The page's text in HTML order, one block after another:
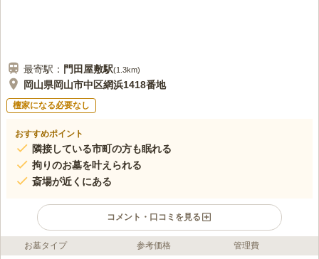
最寄駅： 門田屋敷駅(1.3km)
岡山県岡山市中区網浜1418番地
檀家になる必要なし
おすすめポイント
隣接している市町の方も眠れる
拘りのお墓を叶えられる
斎場が近くにある
コメント・口コミを見る
ライフドット編集部のコメント
お墓タイプ 参考価格 管理費